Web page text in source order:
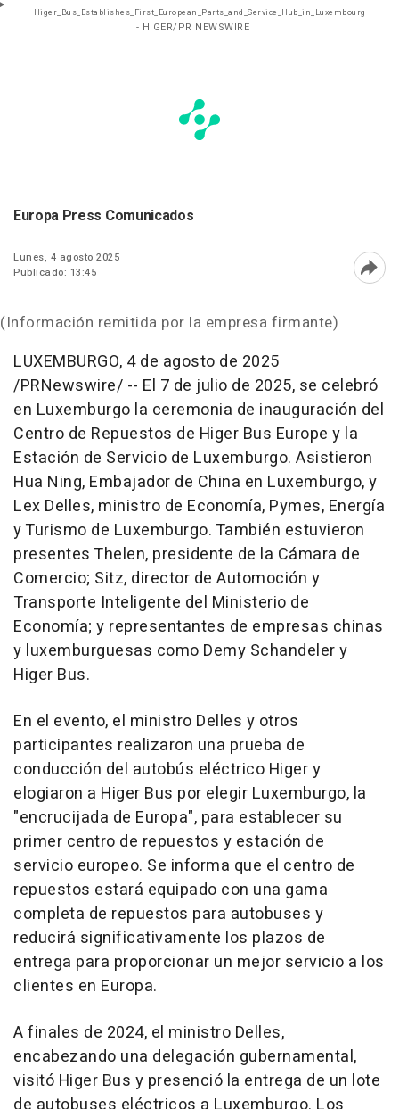
Higer_Bus_Establishes_First_European_Parts_and_Service_Hub_in_Luxembourg
- HIGER/PR NEWSWIRE
Europa Press Comunicados
Lunes, 4 agosto 2025
Publicado: 13:45
(Información remitida por la empresa firmante)
LUXEMBURGO, 4 de agosto de 2025
/PRNewswire/ -- El 7 de julio de 2025, se celebró
en Luxemburgo la ceremonia de inauguración del
Centro de Repuestos de Higer Bus Europe y la
Estación de Servicio de Luxemburgo. Asistieron
Hua Ning, Embajador de China en Luxemburgo, y
Lex Delles, ministro de Economía, Pymes, Energía
y Turismo de Luxemburgo. También estuvieron
presentes Thelen, presidente de la Cámara de
Comercio; Sitz, director de Automoción y
Transporte Inteligente del Ministerio de
Economía; y representantes de empresas chinas
y luxemburguesas como Demy Schandeler y
Higer Bus.
En el evento, el ministro Delles y otros
participantes realizaron una prueba de
conducción del autobús eléctrico Higer y
elogiaron a Higer Bus por elegir Luxemburgo, la
"encrucijada de Europa", para establecer su
primer centro de repuestos y estación de
servicio europeo. Se informa que el centro de
repuestos estará equipado con una gama
completa de repuestos para autobuses y
reducirá significativamente los plazos de
entrega para proporcionar un mejor servicio a los
clientes en Europa.
A finales de 2024, el ministro Delles,
encabezando una delegación gubernamental,
visitó Higer Bus y presenció la entrega de un lote